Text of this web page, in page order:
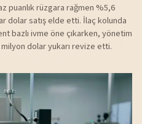
puanlık rüzgara rağmen %5,6
dolar satış elde etti. İlaç kolunda
bazlı ivme öne çıkarken, yönetim
dolar yukarı revize etti.